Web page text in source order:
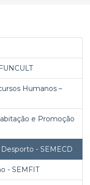
Humanos –
e Promoção
- SEMECD
- SEMFIT